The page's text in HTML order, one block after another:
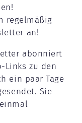
regelmäßig
an!
abonniert
Links zu den
ein paar Tage
Sie